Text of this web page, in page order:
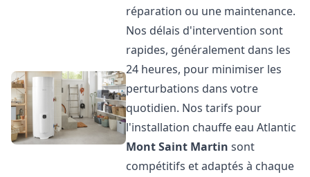
réparation ou une maintenance.
Nos délais d'intervention sont
rapides, généralement dans les
24 heures, pour minimiser les
perturbations dans votre
quotidien. Nos tarifs pour
l'installation chauffe eau Atlantic
Mont Saint Martin sont
compétitifs et adaptés à chaque